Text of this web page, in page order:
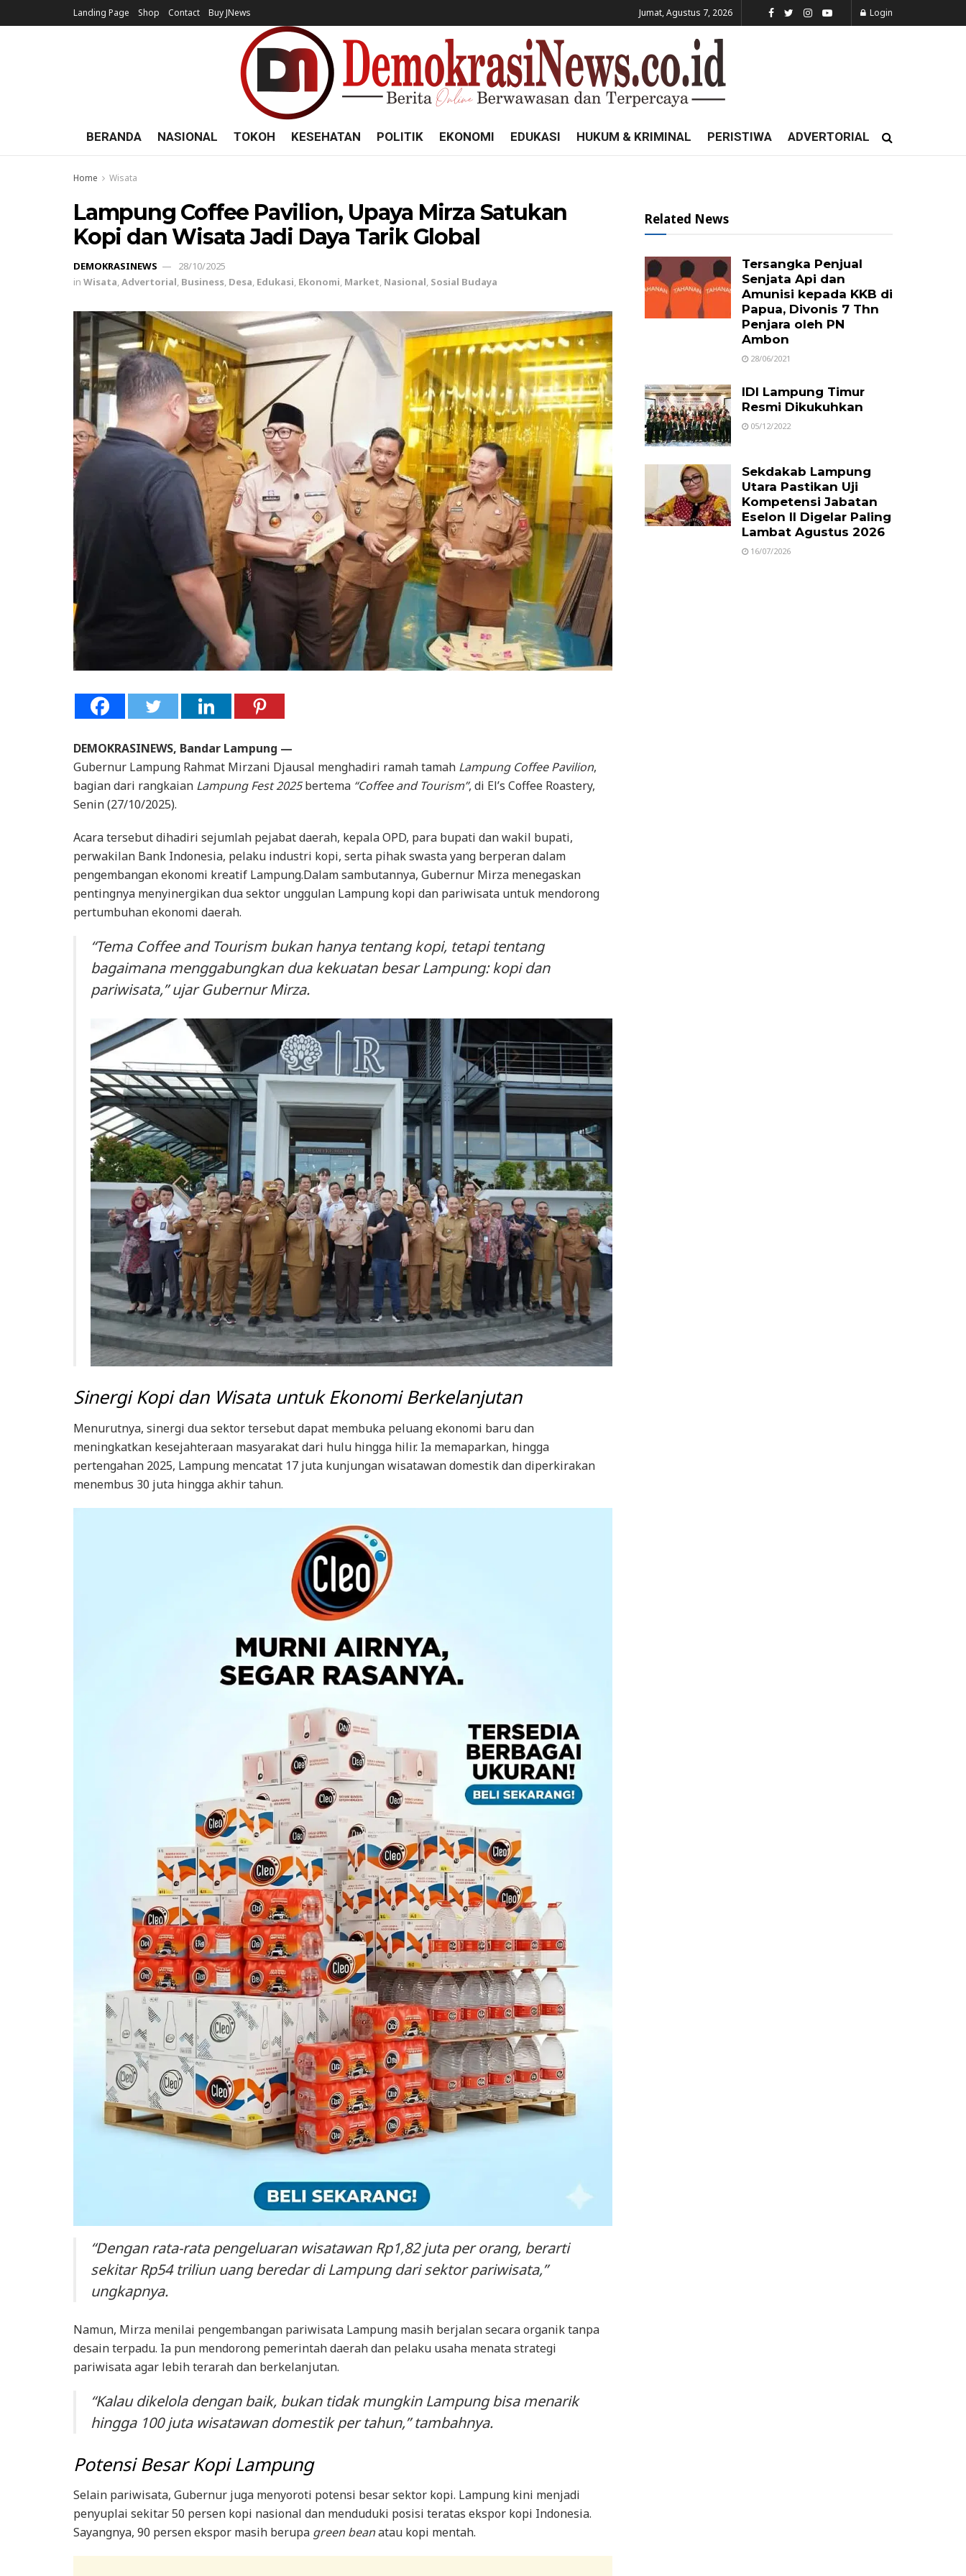
Landing Page Shop Contact Buy JNews Jumat, Agustus 7, 2026 Login
BERANDA NASIONAL TOKOH KESEHATAN POLITIK EKONOMI EDUKASI HUKUM & KRIMINAL PERISTIWA ADVERTORIAL
Home Wisata
Lampung Coffee Pavilion, Upaya Mirza Satukan
Kopi dan Wisata Jadi Daya Tarik Global
DEMOKRASINEWS
28/10/2025
in Wisata,Advertorial, Business, Desa, Edukasi, Ekonomi, Market, Nasional, Sosial Budaya
DEMOKRASINEWS, Bandar Lampung —
Gubernur Lampung Rahmat Mirzani Djausal menghadiri ramah tamah Lampung Coffee Pavilion,
bagian dari rangkaian Lampung Fest 2025bertema “Coffee and Tourism”, di El’s Coffee Roastery,
Senin (27/10/2025).
Acara tersebut dihadiri sejumlah pejabat daerah, kepala OPD, para bupati dan wakil bupati,
perwakilan Bank Indonesia, pelaku industri kopi, serta pihak swasta yang berperan dalam
pengembangan ekonomi kreatif Lampung.Dalam sambutannya, Gubernur Mirza menegaskan
pentingnya menyinergikan dua sektor unggulan Lampung kopi dan pariwisata untuk mendorong
pertumbuhan ekonomi daerah.
“Tema Coffee and Tourism bukan hanya tentang kopi, tetapi tentang
bagaimana menggabungkan dua kekuatan besar Lampung: kopi dan
pariwisata,” ujar Gubernur Mirza.
Sinergi Kopi dan Wisata untuk Ekonomi Berkelanjutan
Menurutnya, sinergi dua sektor tersebut dapat membuka peluang ekonomi baru dan
meningkatkan kesejahteraan masyarakat dari hulu hingga hilir. Ia memaparkan, hingga
pertengahan 2025, Lampung mencatat 17 juta kunjungan wisatawan domestik dan diperkirakan
menembus 30 juta hingga akhir tahun.
“Dengan rata-rata pengeluaran wisatawan Rp1,82 juta per orang, berarti
sekitar Rp54 triliun uang beredar di Lampung dari sektor pariwisata,”
ungkapnya.
Namun, Mirza menilai pengembangan pariwisata Lampung masih berjalan secara organik tanpa
desain terpadu. Ia pun mendorong pemerintah daerah dan pelaku usaha menata strategi
pariwisata agar lebih terarah dan berkelanjutan.
“Kalau dikelola dengan baik, bukan tidak mungkin Lampung bisa menarik
hingga 100 juta wisatawan domestik per tahun,” tambahnya.
Potensi Besar Kopi Lampung
Selain pariwisata, Gubernur juga menyoroti potensi besar sektor kopi. Lampung kini menjadi
penyuplai sekitar 50 persen kopi nasional dan menduduki posisi teratas ekspor kopi Indonesia.
Sayangnya, 90 persen ekspor masih berupa green beanatau kopi mentah.
Related News
Tersangka Penjual
Senjata Api dan
Amunisi kepada KKB di
Papua, Divonis 7 Thn
Penjara oleh PN
Ambon
28/06/2021
IDI Lampung Timur
Resmi Dikukuhkan
05/12/2022
Sekdakab Lampung
Utara Pastikan Uji
Kompetensi Jabatan
Eselon II Digelar Paling
Lambat Agustus 2026
16/07/2026